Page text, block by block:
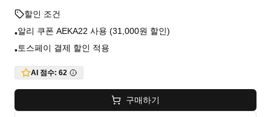
할인 조건
•알리 쿠폰 AEKA22 사용 (31,000원 할인)
•토스페이 결제 할인 적용
AI 점수: 62
구매하기